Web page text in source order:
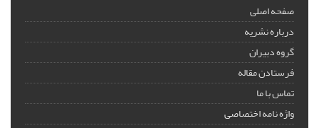
صفحه اصلی
درباره نشریه
گروه دبیران
فرستادن مقاله
تماس با ما
واژه نامه اختصاصی